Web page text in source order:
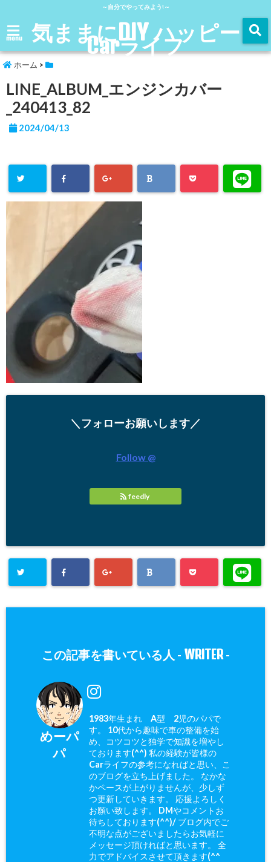
～自分でやってみよう!～
menu 気ままにDIY ハッピー
Carライフ
ホーム >
LINE_ALBUM_エンジンカバー
_240413_82
2024/04/13
＼フォローお願いします／
Follow @
feedly
この記事を書いている人 - WRITER-
めーパ
パ
1983年生まれ A型 2児のパパで
す。 10代から趣味で車の整備を始
め、コツコツと独学で知識を増やし
ております(^^) 私の経験が皆様の
Carライフの参考になればと思い、こ
のブログを立ち上げました。 なかな
かペースが上がりませんが、少しず
つ更新していきます。 応援よろしく
お願い致します。 DMやコメントお
待ちしております(^^)/ ブログ内でご
不明な点がございましたらお気軽に
メッセージ頂ければと思います。 全
力でアドバイスさせて頂きます(^^ゞ